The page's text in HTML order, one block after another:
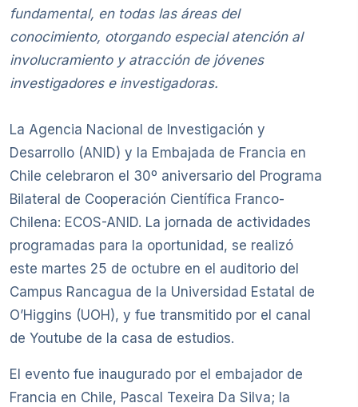
fundamental, en todas las áreas del
conocimiento, otorgando especial atención al
involucramiento y atracción de jóvenes
investigadores e investigadoras.
La Agencia Nacional de Investigación y
Desarrollo (ANID) y la Embajada de Francia en
Chile celebraron el 30º aniversario del Programa
Bilateral de Cooperación Científica Franco-
Chilena: ECOS-ANID. La jornada de actividades
programadas para la oportunidad, se realizó
este martes 25 de octubre en el auditorio del
Campus Rancagua de la Universidad Estatal de
O’Higgins (UOH), y fue transmitido por el canal
de Youtube de la casa de estudios.
El evento fue inaugurado por el embajador de
Francia en Chile, Pascal Texeira Da Silva; la